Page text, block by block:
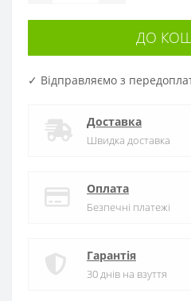
ДО
✓ Відправляємо з
Доставка
Швидка доставка
Оплата
Безпечні платежі
Гарантія
30 днів на взуття